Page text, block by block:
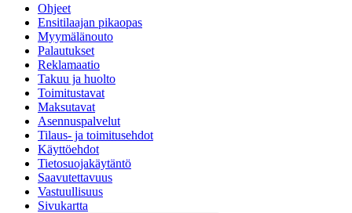
Ohjeet
Ensitilaajan pikaopas
Myymälänouto
Palautukset
Reklamaatio
Takuu ja huolto
Toimitustavat
Maksutavat
Asennuspalvelut
Tilaus- ja toimitusehdot
Käyttöehdot
Tietosuojakäytäntö
Saavutettavuus
Vastuullisuus
Sivukartta